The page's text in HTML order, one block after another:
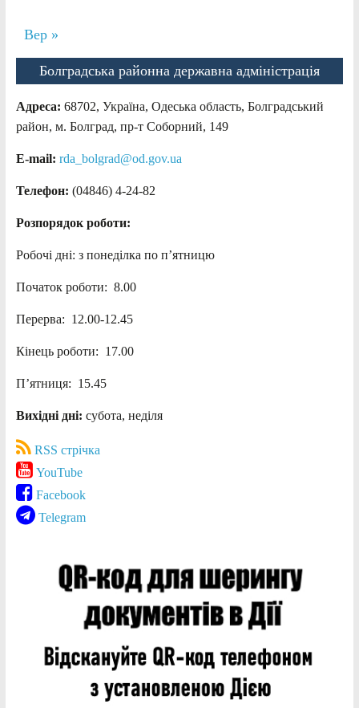
Вер »
Болградська районна державна адміністрація
Адреса: 68702, Україна, Одеська область, Болградський
район, м. Болград, пр-т Соборний, 149
E-mail: rda_bolgrad@od.gov.ua
Телефон: (04846) 4-24-82
Розпорядок роботи:
Робочі дні: з понеділка по п’ятницю
Початок роботи: 8.00
Перерва: 12.00-12.45
Кінець роботи: 17.00
П’ятниця: 15.45
Вихідні дні: субота, неділя
RSS стрічка
YouTube
Facebook
Telegram